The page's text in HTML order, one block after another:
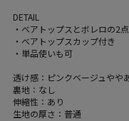
DETAIL
・ベアトップスとボレロの2
・ベアトップスカップ付き
・単品使いも可
透け感：ピンクベージュやや
裏地：なし
伸縮性：あり
生地の厚さ：普通